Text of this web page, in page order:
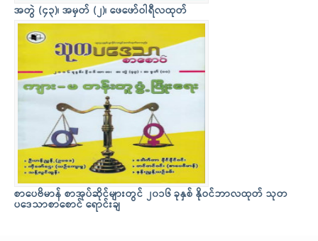
အတွဲ (၄၃)၊ အမှတ် (၂)၊ ဖေဖော်ဝါရီလထုတ်
စာပေဗိမာန် စာအုပ်ဆိုင်များတွင် ၂၀၁၆ ခုနှစ် နိုဝင်ဘာလထုတ် သုတ
ပဒေသာစာစောင် ရောင်းချ